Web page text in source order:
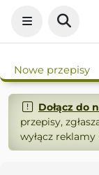
Nowe przepisy
Dołącz do
przepisy,
wyłącz reklamy